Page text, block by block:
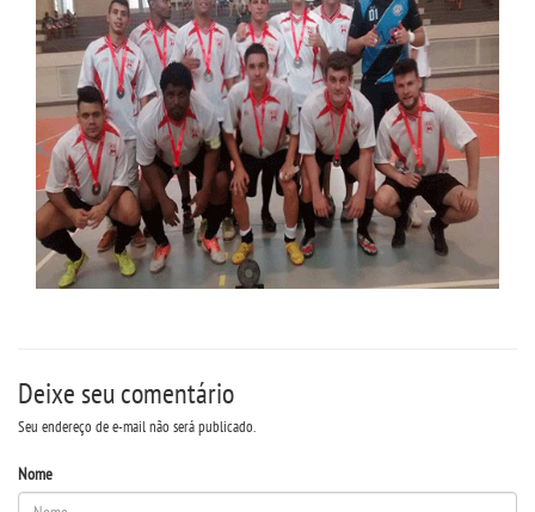
REVISTA INTERFACES
UNIESP NEWS
BOLETINS
REPOSITÃ³RIO
BIBLIOTECA
DOCENTES
Deixe seu comentário
Seu endereço de e-mail não será publicado.
Nome